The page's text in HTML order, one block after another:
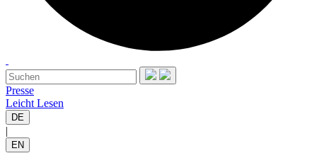
Presse
Leicht Lesen
DE
|
EN